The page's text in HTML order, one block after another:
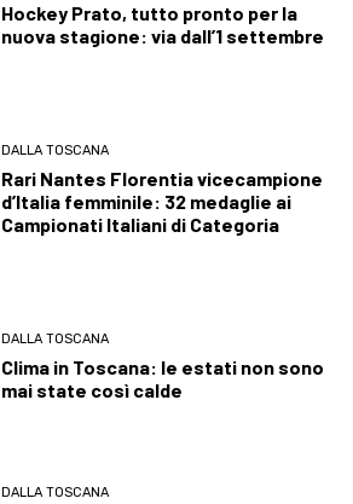
Hockey Prato, tutto pronto per la
nuova stagione: via dall’1 settembre
DALLA TOSCANA
Rari Nantes Florentia vicecampione
d’Italia femminile: 32 medaglie ai
Campionati Italiani di Categoria
DALLA TOSCANA
Clima in Toscana: le estati non sono
mai state così calde
DALLA TOSCANA